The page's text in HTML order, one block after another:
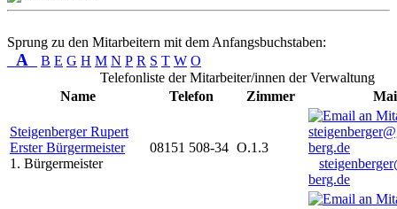
Sprung zu den Mitarbeitern mit dem Anfangsbuchstaben:
A B E G H M N P R S T W O
Telefonliste der Mitarbeiter/innen der Verwaltung
Name
Telefon Zimmer
Steigenberger Rupert
Erster Bürgermeister
1. Bürgermeister
08151 508-34 O.1.3
berg.de